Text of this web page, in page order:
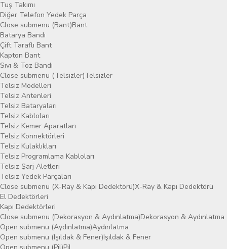
Tuş Takımı
Diğer Telefon Yedek Parça
Close submenu (Bant)Bant
Batarya Bandı
Çift Taraflı Bant
Kapton Bant
Sıvı & Toz Bandı
Close submenu (Telsizler)Telsizler
Telsiz Modelleri
Telsiz Antenleri
Telsiz Bataryaları
Telsiz Kabloları
Telsiz Kemer Aparatları
Telsiz Konnektörleri
Telsiz Kulaklıkları
Telsiz Programlama Kabloları
Telsiz Şarj Aletleri
Telsiz Yedek Parçaları
Close submenu (X-Ray & Kapı Dedektörü)X-Ray & Kapı Dedektörü
El Dedektörleri
Kapı Dedektörleri
Close submenu (Dekorasyon & Aydınlatma)Dekorasyon & Aydınlatma
Open submenu (Aydınlatma)Aydınlatma
Open submenu (Işıldak & Fener)Işıldak & Fener